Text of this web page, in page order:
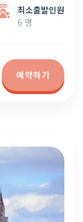
예약하기
최소출발인원
6 명